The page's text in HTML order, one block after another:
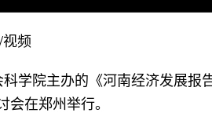
频
学院主办的《河南经济发展报
会在郑州举行。